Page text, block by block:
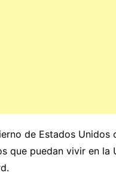
de Estados
que puedan vivir en la